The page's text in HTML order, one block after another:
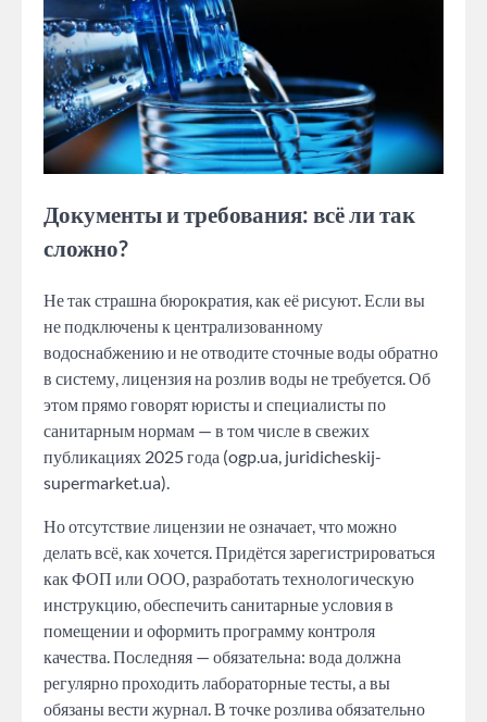
Документы и требования: всё ли так
сложно?
Не так страшна бюрократия, как её рисуют. Если вы
не подключены к централизованному
водоснабжению и не отводите сточные воды обратно
в систему, лицензия на розлив воды не требуется. Об
этом прямо говорят юристы и специалисты по
санитарным нормам — в том числе в свежих
публикациях 2025 года (ogp.ua, juridicheskij-
supermarket.ua).
Но отсутствие лицензии не означает, что можно
делать всё, как хочется. Придётся зарегистрироваться
как ФОП или ООО, разработать технологическую
инструкцию, обеспечить санитарные условия в
помещении и оформить программу контроля
качества. Последняя — обязательна: вода должна
регулярно проходить лабораторные тесты, а вы
обязаны вести журнал. В точке розлива обязательно